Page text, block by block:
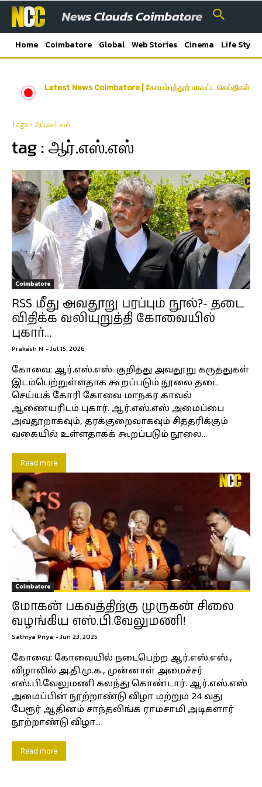
Home Coimbatore Global Web Stories Cinema Life Style
Latest News Coimbatore | கோயம்புத்தூர் மாவட்ட செய்திகள்
Tags ஆர்.எஸ்.எஸ்
tag :ஆர்.எஸ்.எஸ்
Coimbatore
RSS மீது அவதூறு பரப்பும் நூல்?- தடை
விதிக்க வலியுறுத்தி கோவையில்
புகார்…
Prakash N -Jul 15, 2026
கோவை: ஆர்.எஸ்.எஸ். குறித்து அவதூறு கருத்துகள்
இடம்பெற்றுள்ளதாக கூறப்படும் நூலை தடை
செய்யக் கோரி கோவை மாநகர காவல்
ஆணையரிடம் புகார். ஆர்.எஸ்.எஸ் அமைப்பை
அவதூறாகவும், தரக்குறைவாகவும் சித்தரிக்கும்
வகையில் உள்ளதாகக் கூறப்படும் நூலை...
Read more
Coimbatore
மோகன் பகவத்திற்கு முருகன் சிலை
வழங்கிய எஸ்.பி.வேலுமணி!
Sathiya Priya -Jun 23, 2025
கோவை: கோவையில் நடைபெற்ற ஆர்.எஸ்.எஸ்.,
விழாவில் அ.தி.மு.க., முன்னாள் அமைச்சர்
எஸ்.பி.வேலுமணி கலந்து கொண்டார். ஆர்.எஸ்.எஸ்
அமைப்பின் நூற்றாண்டு விழா மற்றும் 24 வது
பேரூர் ஆதினம் சாந்தலிங்க ராமசாமி அடிகளார்
நூற்றாண்டு விழா...
Read more